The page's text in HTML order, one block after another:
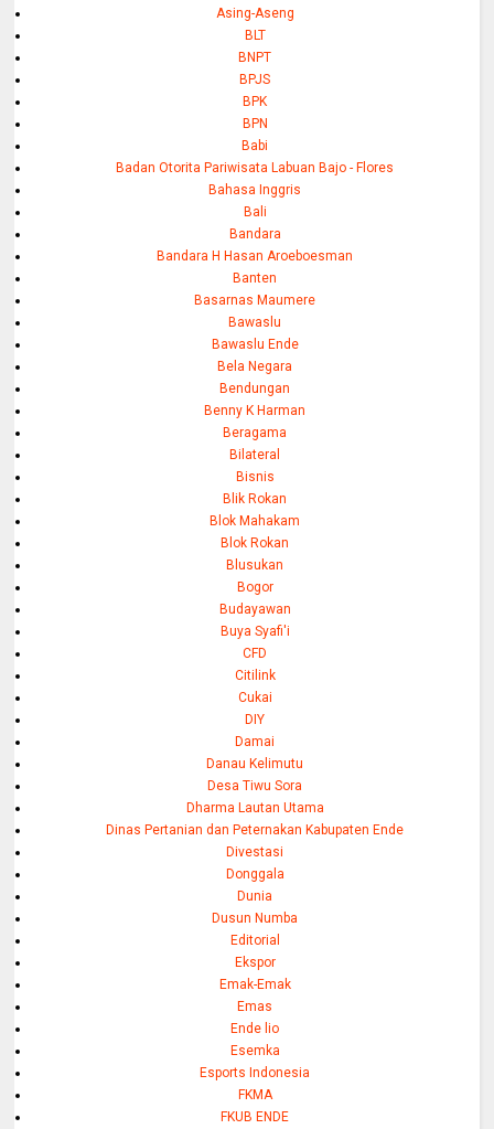
Asing-Aseng
BLT
BNPT
BPJS
BPK
BPN
Babi
Badan Otorita Pariwisata Labuan Bajo - Flores
Bahasa Inggris
Bali
Bandara
Bandara H Hasan Aroeboesman
Banten
Basarnas Maumere
Bawaslu
Bawaslu Ende
Bela Negara
Bendungan
Benny K Harman
Beragama
Bilateral
Bisnis
Blik Rokan
Blok Mahakam
Blok Rokan
Blusukan
Bogor
Budayawan
Buya Syafi'i
CFD
Citilink
Cukai
DIY
Damai
Danau Kelimutu
Desa Tiwu Sora
Dharma Lautan Utama
Dinas Pertanian dan Peternakan Kabupaten Ende
Divestasi
Donggala
Dunia
Dusun Numba
Editorial
Ekspor
Emak-Emak
Emas
Ende lio
Esemka
Esports Indonesia
FKMA
FKUB ENDE